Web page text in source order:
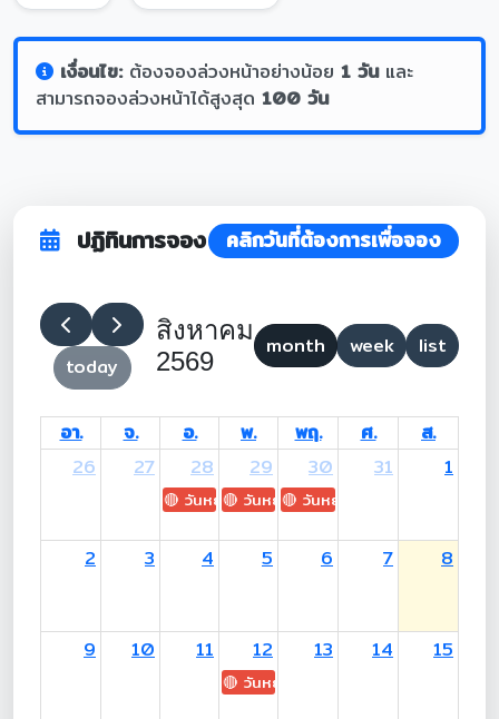
เงื่อนไข:ต้องจองล่วงหน้าอย่างน้อย 1 วันและ
สามารถจองล่วงหน้าได้สูงสุด 100 วัน
ปฏิทินการจอง คลิกวันที่ต้องการเพื่อจอง
today
สิงหาคม
2569
month week list
อา. จ. อ. พ. พฤ. ศ.
ส.
26
27 28
🔴 วันหยุด: H.M. King Maha Vajiralongkorn's
29
🔴 วันหยุด: Asanha Bucha Day
30
🔴 วันหยุด: Buddhist Lent
31 1
2 3 4 5 6 7 8
9 10 11 12
🔴 วันหยุด: H.M. Queen Sirikit The
13 14 15